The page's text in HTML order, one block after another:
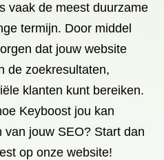
vaak de meest duurzame
termijn. Door middel
dat jouw website
de zoekresultaten,
klanten kunt bereiken.
Keyboost jou kan
van jouw SEO? Start dan
op onze website!